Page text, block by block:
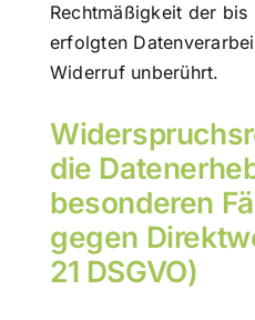
Rechtmäßigkeit der
erfolgten
Widerruf unberührt.
die
besonderen
gegen
21 DSGVO)